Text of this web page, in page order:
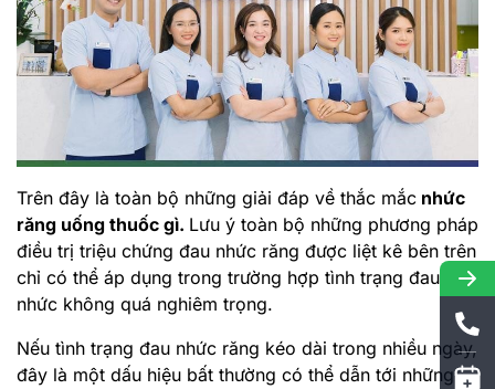
Trên đây là toàn bộ những giải đáp về thắc mắc nhức
răng uống thuốc gì. Lưu ý toàn bộ những phương pháp
điều trị triệu chứng đau nhức răng được liệt kê bên trên
chỉ có thể áp dụng trong trường hợp tình trạng đau
nhức không quá nghiêm trọng.
Nếu tình trạng đau nhức răng kéo dài trong nhiều ngày,
đây là một dấu hiệu bất thường có thể dẫn tới những